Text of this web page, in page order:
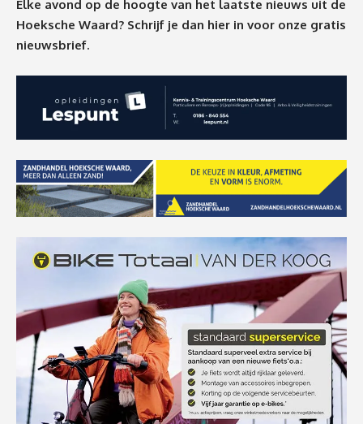
Elke avond op de hoogte van het laatste nieuws uit de
Hoeksche Waard? Schrijf je dan hier in voor onze gratis
nieuwsbrief.